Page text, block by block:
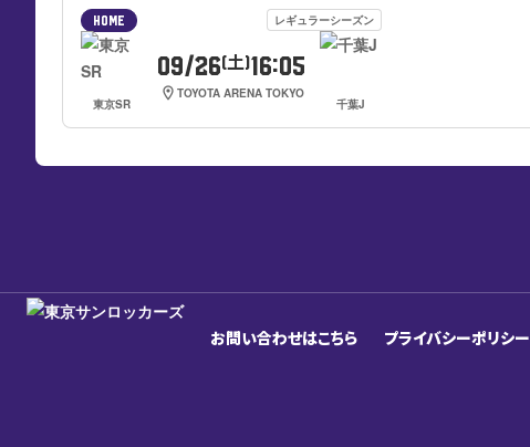
HOME レギュラーシーズン
東京SR
09/26 (土) 16:05
location_on TOYOTA ARENA TOKYO
千葉J
お問い合わせはこちら プライバシーポリシー